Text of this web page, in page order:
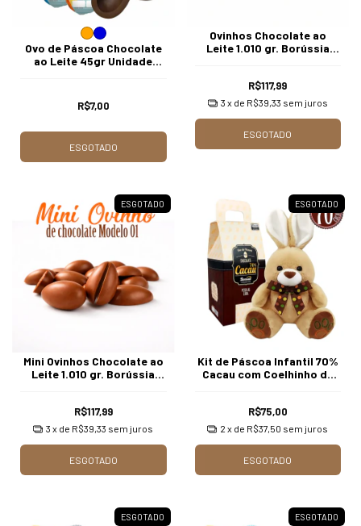
Ovo de Páscoa Chocolate
ao Leite 45gr Unidade
R$7,00
ESGOTADO
Ovinhos Chocolate ao
Leite 1.010 gr. Borússia
R$117,99
3 x de R$39,33 sem juros
ESGOTADO
ESGOTADO
Mini Ovinhos Chocolate ao
Leite 1.010 gr. Borússia
R$117,99
3 x de R$39,33 sem juros
ESGOTADO
ESGOTADO
Kit de Páscoa Infantil 70%
Cacau com Coelhinho de
R$75,00
2 x de R$37,50 sem juros
ESGOTADO
ESGOTADO ESGOTADO